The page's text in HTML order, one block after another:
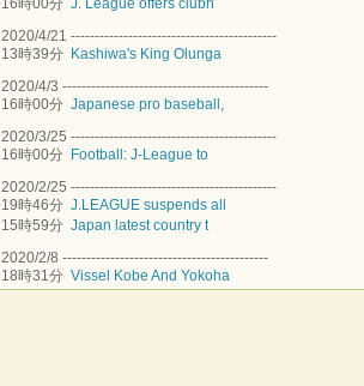
16時00分 J. League offers clubh
2020/4/21 -------------------------------------------
13時39分 Kashiwa's King Olunga
2020/4/3 -------------------------------------------
16時00分 Japanese pro baseball,
2020/3/25 -------------------------------------------
16時00分 Football: J-League to
2020/2/25 -------------------------------------------
19時46分 J.LEAGUE suspends all
15時59分 Japan latest country t
2020/2/8 -------------------------------------------
18時31分 Vissel Kobe And Yokoha